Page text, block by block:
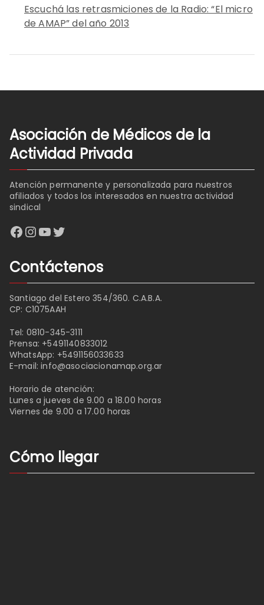
Escuchá las retrasmiciones de la Radio: “El micro
de AMAP” del año 2013
Asociación de Médicos de la
Actividad Privada
Atención permanente y personalizada para nuestros
afiliados y todos los interesados en nuestra actividad
sindical
Facebook
Instagram
YouTube
Twitter
Contáctenos
Santiago del Estero 354/360. C.A.B.A.
CP: C1075AAH
Tel: 0810-345-3111
Prensa: +5491140833012
WhatsApp: +5491156033633
E-mail:info@asociacionamap.org.ar
Horario de atención:
Lunes a jueves de 9.00 a 18.00 horas
Viernes de 9.00 a 17.00 horas
Cómo llegar